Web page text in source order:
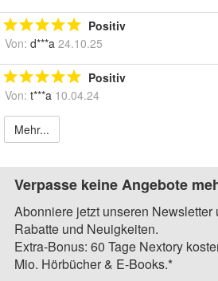
Positiv
Von: d***a 24.10.25
Positiv
Von: t***a 10.04.24
Mehr...
Verpasse keine Angebote
Abonniere jetzt unseren
Rabatte und Neuigkeiten.
Extra-Bonus: 60 Tage Nextory
Mio. Hörbücher & E-Books.*